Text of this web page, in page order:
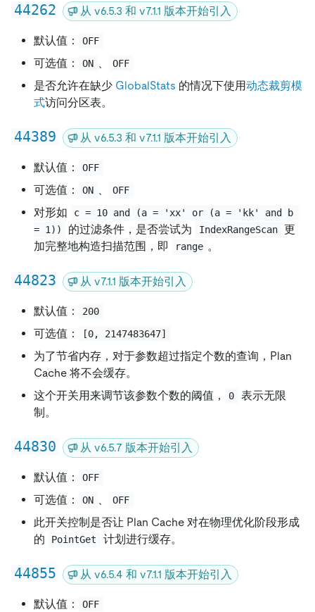
44262 从 v6.5.3 和 v7.1.1 版本开始引入
默认值： OFF
可选值： ON 、 OFF
是否允许在缺少 GlobalStats 的情况下使用动态裁剪模
式访问分区表。
44389 从 v6.5.3 和 v7.1.1 版本开始引入
默认值： OFF
可选值： ON 、 OFF
对形如
c = 10 and (a = 'xx' or (a = 'kk' and b
= 1))
的过滤条件，是否尝试为 IndexRangeScan 更
加完整地构造扫描范围，即
range 。
44823 从 v7.1.1 版本开始引入
默认值： 200
可选值： [0, 2147483647]
为了节省内存，对于参数超过指定个数的查询，Plan
Cache 将不会缓存。
这个开关用来调节该参数个数的阈值，
0
表示无限
制。
44830 从 v6.5.7 版本开始引入
默认值： OFF
可选值： ON 、 OFF
此开关控制是否让 Plan Cache 对在物理优化阶段形成
的
PointGet 计划进行缓存。
44855 从 v6.5.4 和 v7.1.1 版本开始引入
默认值： OFF